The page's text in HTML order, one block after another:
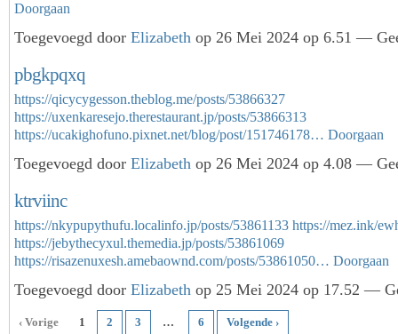
Doorgaan
Toegevoegd door Elizabeth op 26 Mei 2024 op 6.51 —
pbgkpqxq
https://qicycygesson.theblog.me/posts/53866327
https://uxenkaresejo.therestaurant.jp/posts/53866313
https://ucakighofuno.pixnet.net/blog/post/151746178… Doorgaan
Toegevoegd door Elizabeth op 26 Mei 2024 op 4.08 —
ktrviinc
https://nkypupythufu.localinfo.jp/posts/53861133 https://mez.ink/
https://jebythecyxul.themedia.jp/posts/53861069
https://risazenuxesh.amebaownd.com/posts/53861050… Doorgaan
Toegevoegd door Elizabeth op 25 Mei 2024 op 17.52 —
‹ Vorige 1 2 3 … 6 Volgende ›